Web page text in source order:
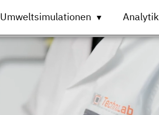
Umweltsimulationen Analytik